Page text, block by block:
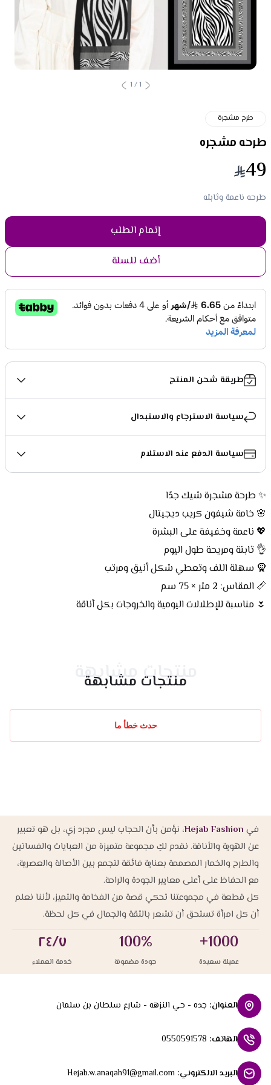
1
/
1
طرح مشجرة
طرحه مشجره
49
طرحه ناعمة وثابته
إتمام الطلب
أضف للسلة
طريقة شحن المنتج
سياسة الاسترجاع والاستبدال
سياسة الدفع عند الاستلام
✨ طرحة مشجرة شيك جدًا
🌸 خامة شيفون كريب ديجيتال
💖 ناعمة وخفيفة على البشرة
👌 ثابتة ومريحة طول اليوم
🧕 سهلة اللف وتعطي شكل أنيق ومرتب
📏 المقاس: 2 متر × 75 سم
🌷 مناسبة للإطلالات اليومية والخروجات بكل أناقة
منتجات مشابهة
منتجات مشابهة
حدث خطأ ما
في Hejab Fashion، نؤمن بأن الحجاب ليس مجرد زي، بل هو تعبير
عن الهوية والأناقة. نقدم لكِ مجموعة متميزة من العبايات والفساتين
والطرح والخمار المصممة بعناية فائقة لتجمع بين الأصالة والعصرية،
مع الحفاظ على أعلى معايير الجودة والراحة.
كل قطعة في مجموعتنا تحكي قصة من الفخامة والتميز، لأننا نعلم
أن كل امرأة تستحق أن تشعر بالثقة والجمال في كل لحظة.
1000+
عميلة سعيدة
100%
جودة مضمونة
٢٤/٧
خدمة العملاء
العنوان: جده - حي النزهه - شارع سلطان بن سلمان
الهاتف:
0550591578
البريد الالكتروني:
Hejab.w.anaqah91@gmail.com